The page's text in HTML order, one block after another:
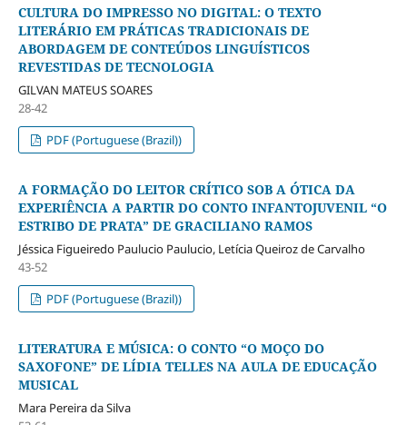
CULTURA DO IMPRESSO NO DIGITAL: O TEXTO
LITERÁRIO EM PRÁTICAS TRADICIONAIS DE
ABORDAGEM DE CONTEÚDOS LINGUÍSTICOS
REVESTIDAS DE TECNOLOGIA
GILVAN MATEUS SOARES
28-42
PDF (Portuguese (Brazil))
A FORMAÇÃO DO LEITOR CRÍTICO SOB A ÓTICA DA
EXPERIÊNCIA A PARTIR DO CONTO INFANTOJUVENIL “O
ESTRIBO DE PRATA” DE GRACILIANO RAMOS
Jéssica Figueiredo Paulucio Paulucio, Letícia Queiroz de Carvalho
43-52
PDF (Portuguese (Brazil))
LITERATURA E MÚSICA: O CONTO “O MOÇO DO
SAXOFONE” DE LÍDIA TELLES NA AULA DE EDUCAÇÃO
MUSICAL
Mara Pereira da Silva